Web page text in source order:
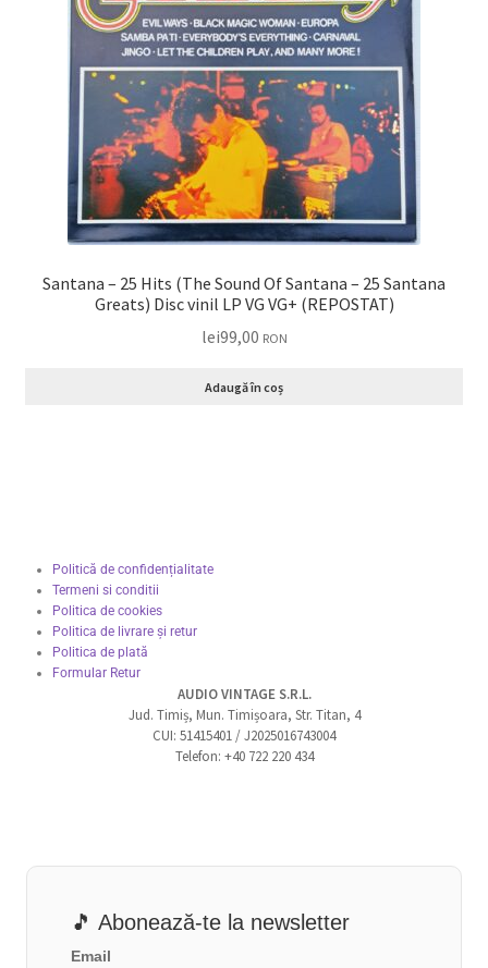
Santana – 25 Hits (The Sound Of Santana – 25 Santana
Greats) Disc vinil LP VG VG+ (REPOSTAT)
lei99,00 RON
Adaugă în coș
Politică de confidențialitate
Termeni si conditii
Politica de cookies
Politica de livrare și retur
Politica de plată
Formular Retur
AUDIO VINTAGE S.R.L.
Jud. Timiș, Mun. Timișoara, Str. Titan, 4
CUI: 51415401 / J2025016743004
Telefon: +40 722 220 434
🎵 Abonează-te la newsletter
Email